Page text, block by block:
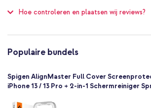
Gehard glas
Applicator,
Ja
Ja
Hoe controleren en plaatsen wij reviews?
Populaire bundels
Spigen AlignMaster Full Cover
iPhone 13 / 13 Pro + 2-in-1 Schermreiniger